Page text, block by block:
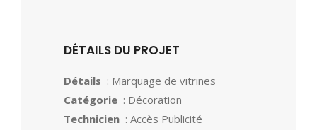
DÉTAILS DU PROJET
Détails : Marquage de vitrines
Catégorie : Décoration
Technicien : Accès Publicité